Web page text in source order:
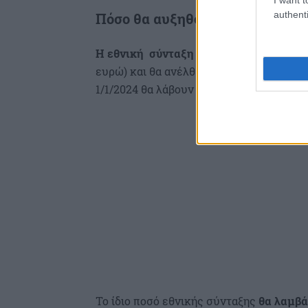
Πόσο θα αυξηθούν οι συντάξεις
Η εθνική σύνταξη που σήμερα είναι
ευρώ) και θα ανέλθει στα 426,58 ευρώ.
1/1/2024 θα λάβουν εθνική σύνταξη
Το ίδιο ποσό εθνικής σύνταξης θα